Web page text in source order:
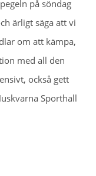
på söndag
ärligt säga att vi
om att kämpa,
med all den
också gett
Sporthall